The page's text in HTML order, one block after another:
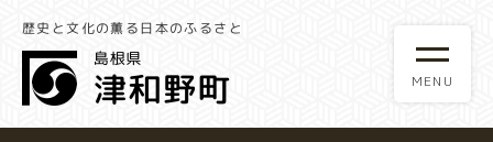
歴史と文化の薫る日本のふるさと